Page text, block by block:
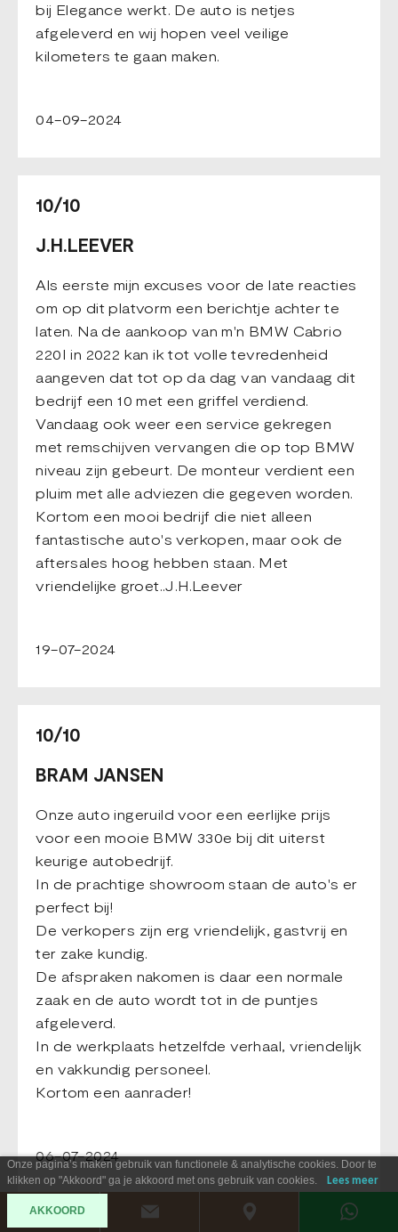
bij Elegance werkt. De auto is netjes
afgeleverd en wij hopen veel veilige
kilometers te gaan maken.
04-09-2024
10/10
J.H.LEEVER
Als eerste mijn excuses voor de late reacties
om op dit platvorm een berichtje achter te
laten. Na de aankoop van m'n BMW Cabrio
220I in 2022 kan ik tot volle tevredenheid
aangeven dat tot op da dag van vandaag dit
bedrijf een 10 met een griffel verdiend.
Vandaag ook weer een service gekregen
met remschijven vervangen die op top BMW
niveau zijn gebeurt. De monteur verdient een
pluim met alle adviezen die gegeven worden.
Kortom een mooi bedrijf die niet alleen
fantastische auto's verkopen, maar ook de
aftersales hoog hebben staan. Met
vriendelijke groet..J.H.Leever
19-07-2024
10/10
BRAM JANSEN
Onze auto ingeruild voor een eerlijke prijs
voor een mooie BMW 330e bij dit uiterst
keurige autobedrijf.
In de prachtige showroom staan de auto's er
perfect bij!
De verkopers zijn erg vriendelijk, gastvrij en
ter zake kundig.
De afspraken nakomen is daar een normale
zaak en de auto wordt tot in de puntjes
afgeleverd.
In de werkplaats hetzelfde verhaal, vriendelijk
en vakkundig personeel.
Kortom een aanrader!
06-07-2024
Onze pagina’s maken gebruik van functionele & analytische cookies. Door te
klikken op "Akkoord" ga je akkoord met ons gebruik van cookies.
Lees meer
AKKOORD